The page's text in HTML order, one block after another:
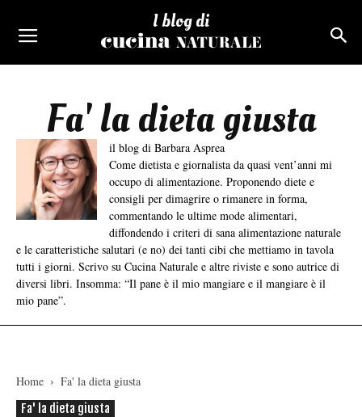
I blog di
Fa' la dieta giusta
il blog di Barbara Asprea
Come dietista e giornalista da quasi vent’anni mi
occupo di alimentazione. Proponendo diete e
consigli per dimagrire o rimanere in forma,
commentando le ultime mode alimentari,
diffondendo i criteri di sana alimentazione naturale
e le caratteristiche salutari (e no) dei tanti cibi che mettiamo in tavola
tutti i giorni. Scrivo su Cucina Naturale e altre riviste e sono autrice di
diversi libri. Insomma: “Il pane è il mio mangiare e il mangiare è il
mio pane”.
Home
Fa' la dieta giusta
Fa' la dieta giusta